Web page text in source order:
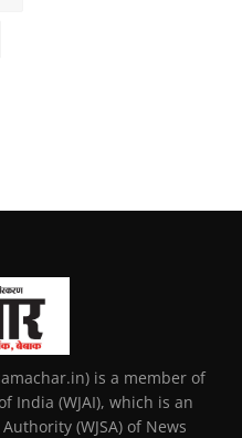
is a member of
India (WJAI), which is an
(WJSA) of News